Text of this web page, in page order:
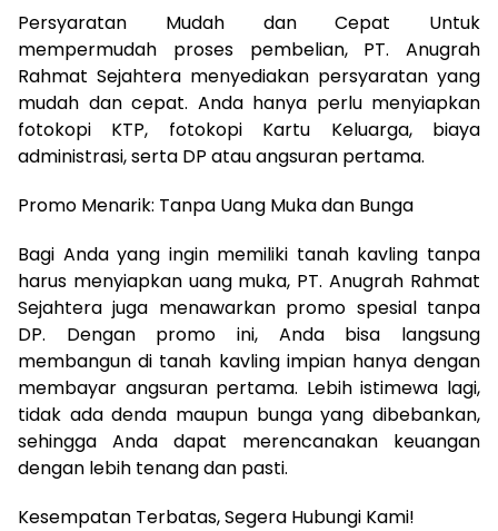
Persyaratan Mudah dan Cepat Untuk
mempermudah proses pembelian, PT. Anugrah
Rahmat Sejahtera menyediakan persyaratan yang
mudah dan cepat. Anda hanya perlu menyiapkan
fotokopi KTP, fotokopi Kartu Keluarga, biaya
administrasi, serta DP atau angsuran pertama.
Promo Menarik: Tanpa Uang Muka dan Bunga
Bagi Anda yang ingin memiliki tanah kavling tanpa
harus menyiapkan uang muka, PT. Anugrah Rahmat
Sejahtera juga menawarkan promo spesial tanpa
DP. Dengan promo ini, Anda bisa langsung
membangun di tanah kavling impian hanya dengan
membayar angsuran pertama. Lebih istimewa lagi,
tidak ada denda maupun bunga yang dibebankan,
sehingga Anda dapat merencanakan keuangan
dengan lebih tenang dan pasti.
Kesempatan Terbatas, Segera Hubungi Kami!